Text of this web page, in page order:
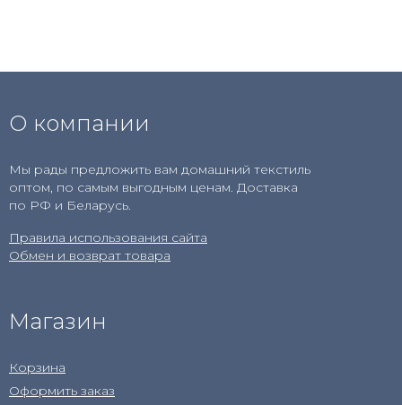
О компании
Мы рады предложить вам домашний текстиль
оптом, по самым выгодным ценам. Доставка
по РФ и Беларусь.
Правила использования сайта
Обмен и возврат товара
Магазин
Корзина
Оформить заказ